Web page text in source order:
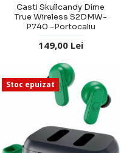
Casti Skullcandy Dime
True Wireless S2DMW-
P740 -Portocaliu
149,00 Lei
Stoc epuizat